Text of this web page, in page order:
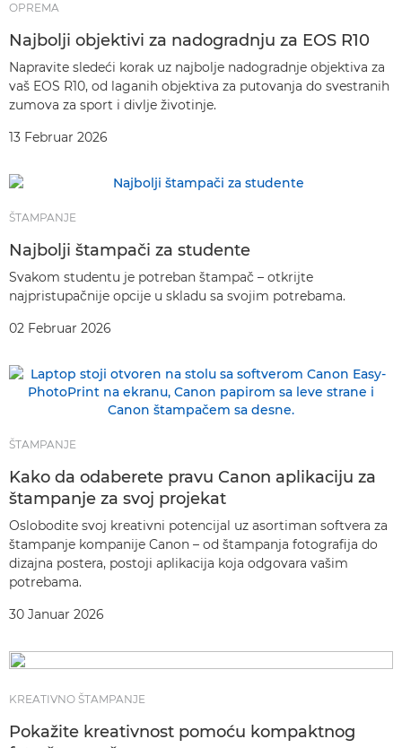
OPREMA
Najbolji objektivi za nadogradnju za EOS R10
Napravite sledeći korak uz najbolje nadogradnje objektiva za
vaš EOS R10, od laganih objektiva za putovanja do svestranih
zumova za sport i divlje životinje.
13 Februar 2026
ŠTAMPANJE
Najbolji štampači za studente
Svakom studentu je potreban štampač – otkrijte
najpristupačnije opcije u skladu sa svojim potrebama.
02 Februar 2026
ŠTAMPANJE
Kako da odaberete pravu Canon aplikaciju za
štampanje za svoj projekat
Oslobodite svoj kreativni potencijal uz asortiman softvera za
štampanje kompanije Canon – od štampanja fotografija do
dizajna postera, postoji aplikacija koja odgovara vašim
potrebama.
30 Januar 2026
KREATIVNO ŠTAMPANJE
Pokažite kreativnost pomoću kompaktnog